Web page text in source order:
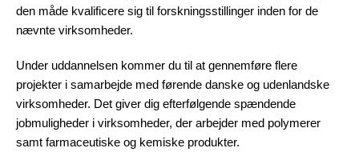
den måde kvalificere sig til forskningsstillinger inden for de
nævnte virksomheder.
Under uddannelsen kommer du til at gennemføre flere
projekter i samarbejde med førende danske og udenlandske
virksomheder. Det giver dig efterfølgende spændende
jobmuligheder i virksomheder, der arbejder med polymerer
samt farmaceutiske og kemiske produkter.